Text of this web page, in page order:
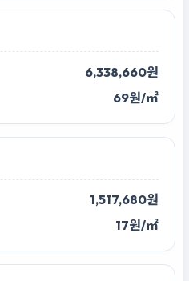
6,338,660원
69원/㎡
1,517,680원
17원/㎡